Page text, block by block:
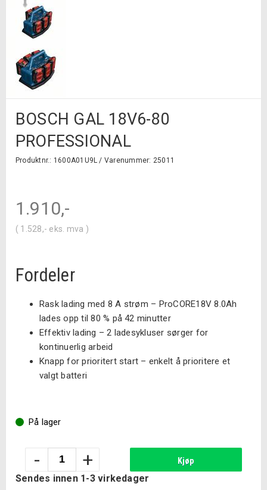
BOSCH GAL 18V6-80
PROFESSIONAL
Produktnr.: 1600A01U9L / Varenummer: 25011
1.910,-
( 1.528,- eks. mva )
Fordeler
Rask lading med 8 A strøm – ProCORE18V 8.0Ah
lades opp til 80 % på 42 minutter
Effektiv lading – 2 ladesykluser sørger for
kontinuerlig arbeid
Knapp for prioritert start – enkelt å prioritere et
valgt batteri
På lager
18V6-
- + Kjøp
Sendes innen 1-3 virkedager